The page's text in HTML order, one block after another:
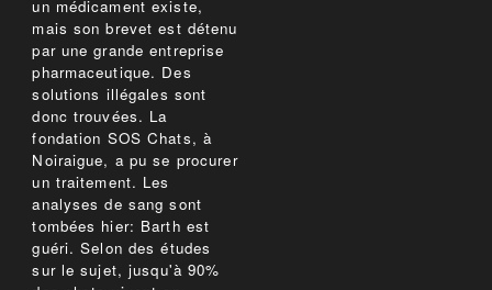
un médicament existe,
mais son brevet est détenu
par une grande entreprise
pharmaceutique. Des
solutions illégales sont
donc trouvées. La
fondation SOS Chats, à
Noiraigue, a pu se procurer
un traitement. Les
analyses de sang sont
tombées hier: Barth est
guéri. Selon des études
sur le sujet, jusqu'à 90%